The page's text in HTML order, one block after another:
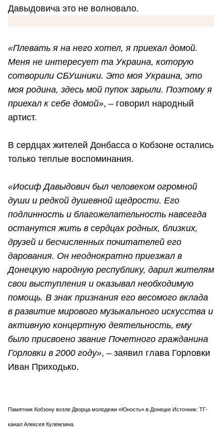
Давыдовича это не волновало.
«Плевать я на него хотел, я приехал домой.
Меня не интересует та Украина, которую
сотворили СБУшники. Это моя Украина, это
моя родина, здесь мой пупок зарыли. Поэтому я
приехал к себе домой», – говорил народный
артист.
В сердцах жителей Донбасса о Кобзоне остались
только теплые воспоминания.
«Иосиф Давыдович был человеком огромной
души и редкой душевной щедрости. Его
подлинность и благожелательность навсегда
останутся жить в сердцах родных, близких,
друзей и бесчисленных почитателей его
дарования. Он неоднократно приезжал в
Донецкую народную республику, дарил жителям
свои выступления и оказывал необходимую
помощь. В знак признания его весомого вклада
в развитие мирового музыкального искусства и
активную концертную деятельность, ему
было присвоено звание Почетного гражданина
Горловки в 2000 году», – заявил глава Горловки
Иван Приходько.
Памятник Кобзону возле Дворца молодежи «Юность» в Донецке Источник: ТГ-
канал Алексея Кулемзина